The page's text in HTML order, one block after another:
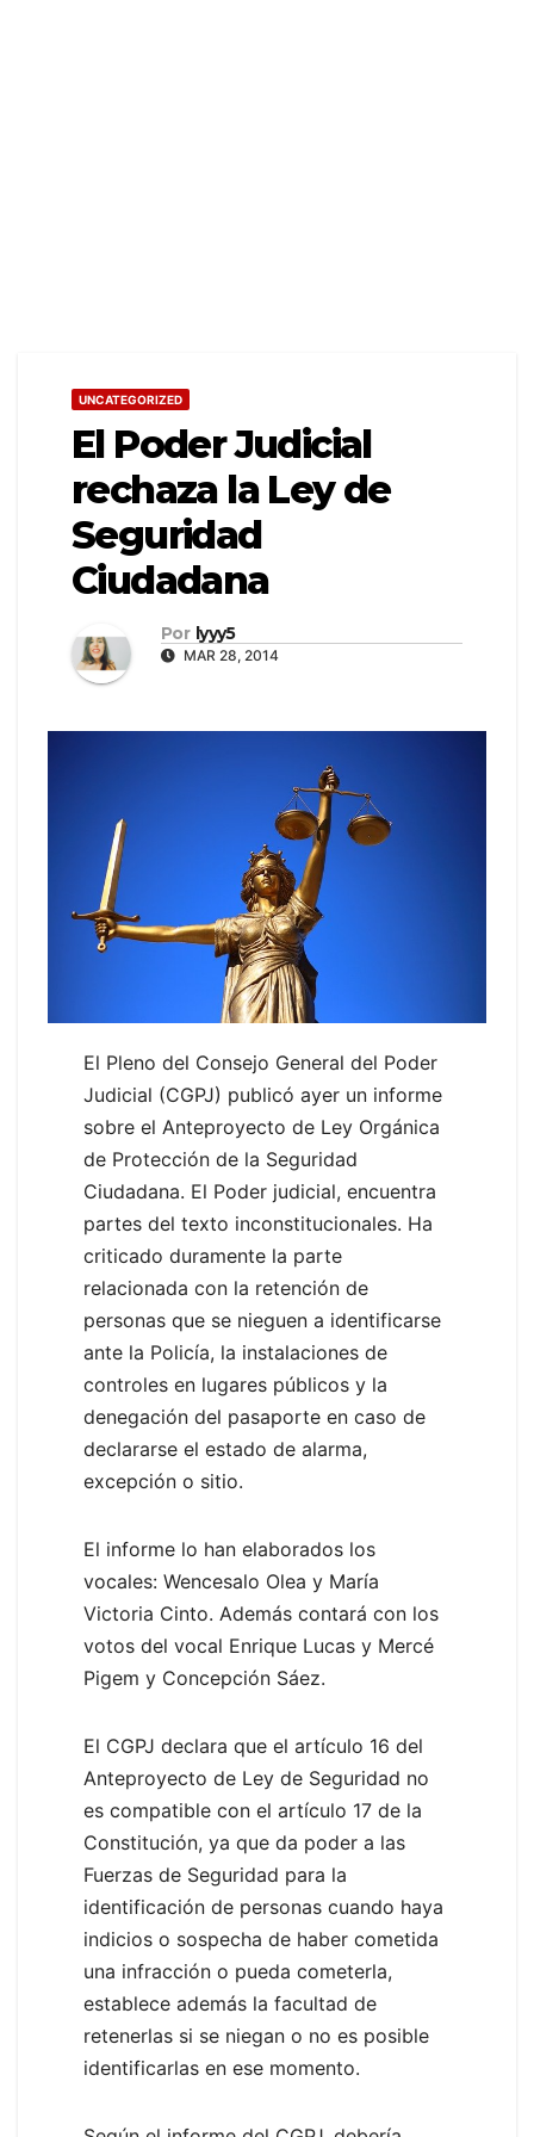
UNCATEGORIZED
El Poder Judicial
rechaza la Ley de
Seguridad
Ciudadana
Por lyyy5
MAR 28, 2014
El Pleno del Consejo General del Poder
Judicial (CGPJ) publicó ayer un informe
sobre el Anteproyecto de Ley Orgánica
de Protección de la Seguridad
Ciudadana. El Poder judicial, encuentra
partes del texto inconstitucionales. Ha
criticado duramente la parte
relacionada con la retención de
personas que se nieguen a identificarse
ante la Policía, la instalaciones de
controles en lugares públicos y la
denegación del pasaporte en caso de
declararse el estado de alarma,
excepción o sitio.
El informe lo han elaborados los
vocales: Wencesalo Olea y María
Victoria Cinto. Además contará con los
votos del vocal Enrique Lucas y Mercé
Pigem y Concepción Sáez.
El CGPJ declara que el artículo 16 del
Anteproyecto de Ley de Seguridad no
es compatible con el artículo 17 de la
Constitución, ya que da poder a las
Fuerzas de Seguridad para la
identificación de personas cuando haya
indicios o sospecha de haber cometida
una infracción o pueda cometerla,
establece además la facultad de
retenerlas si se niegan o no es posible
identificarlas en ese momento.